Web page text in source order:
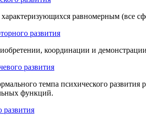
равномерным (все
развития
координации и
развития
темпа психического
функций.
развития